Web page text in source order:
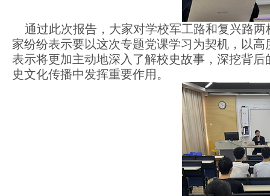
通过此次报告，大家对学校军工路和复兴路
家纷纷表示要以这次专题党课学习为契机，以
表示将更加主动地深入 了解校史故事，深挖背
史文化传播中发挥重要作用。